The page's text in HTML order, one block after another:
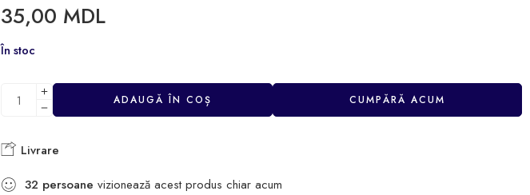
35,00 MDL
În stoc
ADAUGĂ ÎN COȘ CUMPĂRĂ ACUM
Livrare
32 persoane vizionează acest produs chiar acum